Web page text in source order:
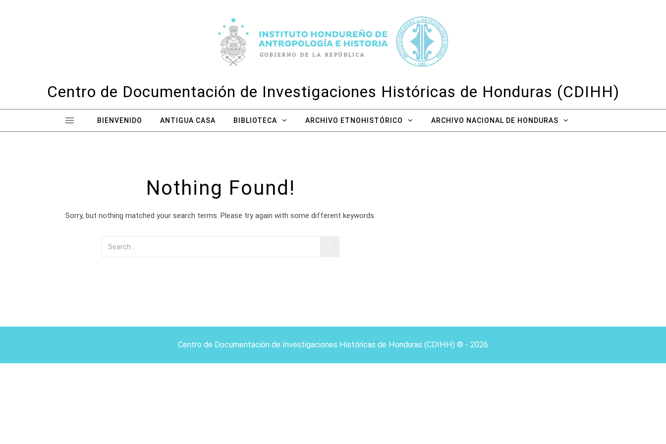
Centro de Documentación de Investigaciones Históricas de Honduras (CDIHH)
BIENVENIDO ANTIGUA CASA BIBLIOTECA ARCHIVO ETNOHISTÓRICO ARCHIVO NACIONAL DE HONDURAS
Nothing Found!
Sorry, but nothing matched your search terms. Please try again with some different keywords.
Centro de Documentación de Investigaciones Históricas de Honduras (CDIHH) © - 2026